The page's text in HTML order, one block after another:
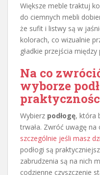
Większe meble traktuj
do ciemnych mebli
że sufit i listwy są w
kolorach, co wizualnie
gładkie przejścia
Na co
wyborze
Wybierz podłogę, która
trwała. Zwróć uwagę na
szczególnie jeśli masz
podłogi są
zabrudzenia są na nich
codzienne czyszczenie